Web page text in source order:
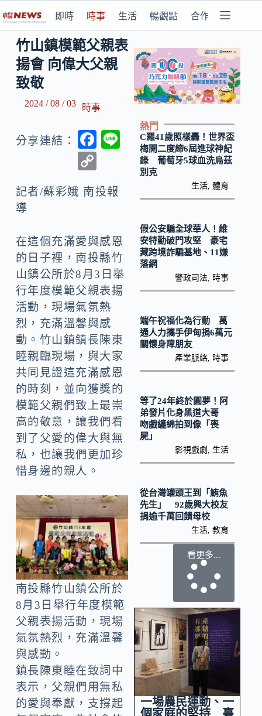
即時 時事 生活 暢觀點 合作媒體
竹山鎮模範父親表
揚會 向偉大父親
致敬
2024 / 08 / 03 時事
分享連結：
F
b
o
k
p
Li
n
k
記者/蘇彩娥 南投報
導
在這個充滿愛與感恩
的日子裡，南投縣竹
山鎮公所於8月3日舉
行年度模範父親表揚
活動，現場氣氛熱
烈，充滿溫馨與感
動。竹山鎮鎮長陳東
睦親臨現場，與大家
共同見證這充滿感恩
的時刻，並向獲獎的
模範父親們致上最崇
高的敬意，讓我們看
到了父愛的偉大與無
私，也讓我們更加珍
惜身邊的親人。
南投縣竹山鎮公所於
8月3日舉行年度模範
父親表揚活動，現場
氣氛熱烈，充滿溫馨
與感動。
鎮長陳東睦在致詞中
表示，父親們用無私
的愛與奉獻，支撐起
熱門
C羅41歲照樣轟！世界盃
梅開二度締6屆進球神紀
錄 葡萄牙5球血洗烏茲
別克
生活 ,體育
假公安騙全球華人！維
安特勤破門攻堅 豪宅
藏跨境詐騙基地、11嫌
落網
警政司法 時事
端午祝福化為行動 萬
通人力攜手伊甸捐6萬元
關懷身障朋友
產業脈絡 時事
等了24年終於圓夢！阿
弟發片化身黑道大哥
吻戲纏綿拍到像「喪
屍」
影視戲劇 生活
從台灣罐頭王到「鮪魚
先生」 92歲興大校友
捐逾千萬回饋母校
生活 ,教育
看更多...
一場農民運動、一
個家庭的堅持 臺